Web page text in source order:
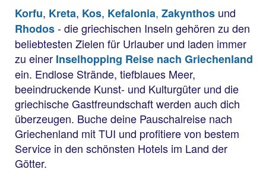
Korfu, Kreta, Kos, Kefalonia, Zakynthos und
Rhodos- die griechischen Inseln gehören zu den
beliebtesten Zielen für Urlauber und laden immer
zu einer Inselhopping Reise nach Griechenland
ein. Endlose Strände, tiefblaues Meer,
beeindruckende Kunst- und Kulturgüter und die
griechische Gastfreundschaft werden auch dich
überzeugen. Buche deine Pauschalreise nach
Griechenland mit TUI und profitiere von bestem
Service in den schönsten Hotels im Land der
Götter.